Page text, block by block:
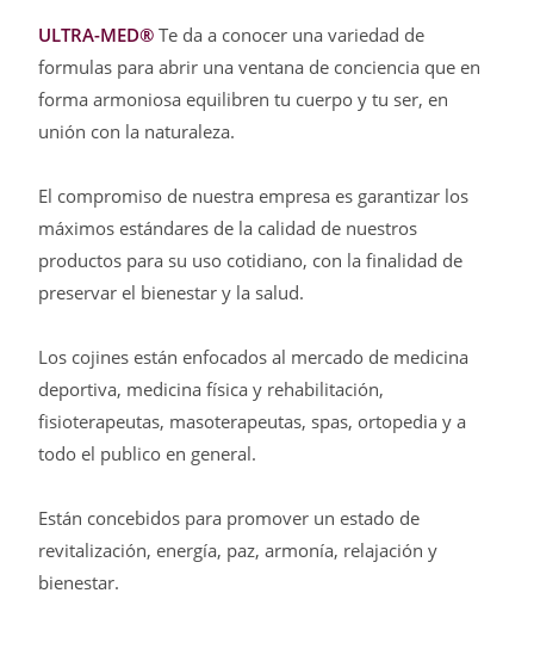
ULTRA-MED® Te da a conocer una variedad de
formulas para abrir una ventana de conciencia que en
forma armoniosa equilibren tu cuerpo y tu ser, en
unión con la naturaleza.
El compromiso de nuestra empresa es garantizar los
máximos estándares de la calidad de nuestros
productos para su uso cotidiano, con la finalidad de
preservar el bienestar y la salud.
Los cojines están enfocados al mercado de medicina
deportiva, medicina física y rehabilitación,
fisioterapeutas, masoterapeutas, spas, ortopedia y a
todo el publico en general.
Están concebidos para promover un estado de
revitalización, energía, paz, armonía, relajación y
bienestar.